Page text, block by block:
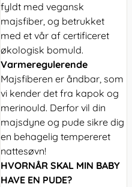
fyldt med vegansk
majsfiber, og betrukket
med et vår af certificeret
økologisk bomuld.
Varmeregulerende
Majsfiberen er åndbar, som
vi kender det fra kapok og
merinould. Derfor vil din
majsdyne og pude sikre dig
en behagelig tempereret
nattesøvn!
HVORNÅR SKAL MIN BABY
HAVE EN PUDE?